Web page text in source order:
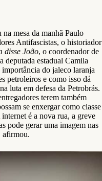
mesa da manhã Paulo
Antifascistas, o historiador
disse João, o coordenador de
deputada estadual Camila
do jaleco laranja
petroleiros e como isso dá
luta em defesa da Petrobrás.
terem também
se enxergar como classe
é a nova rua, a greve
pode gerar uma imagem nas
afirmou.